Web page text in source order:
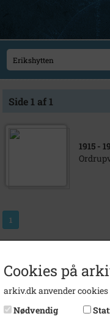
Side 1 af 1
1915 -
1
Cookies på
arkiv.dk anvender
Nødvendig